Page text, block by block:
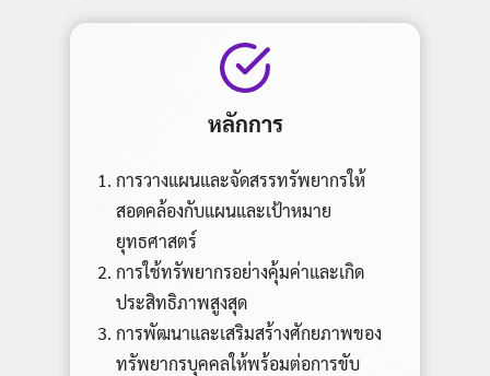
หลักการ
การวางแผนและจัดสรรทรัพยากรให้
สอดคล้องกับแผนและเป้าหมาย
ยุทธศาสตร์
การใช้ทรัพยากรอย่างคุ้มค่าและเกิด
ประสิทธิภาพสูงสุด
การพัฒนาและเสริมสร้างศักยภาพของ
ทรัพยากรบุคคลให้พร้อมต่อการขับ